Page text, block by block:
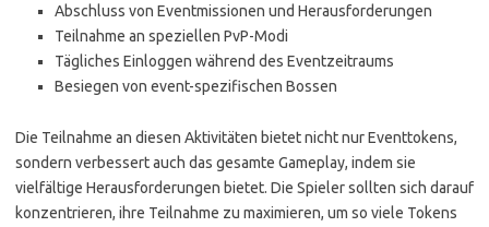
Abschluss von Eventmissionen und Herausforderungen
Teilnahme an speziellen PvP-Modi
Tägliches Einloggen während des Eventzeitraums
Besiegen von event-spezifischen Bossen
Die Teilnahme an diesen Aktivitäten bietet nicht nur Eventtokens,
sondern verbessert auch das gesamte Gameplay, indem sie
vielfältige Herausforderungen bietet. Die Spieler sollten sich darauf
konzentrieren, ihre Teilnahme zu maximieren, um so viele Tokens